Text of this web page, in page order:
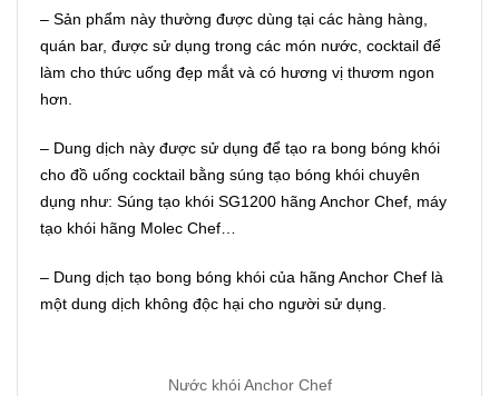
– Sản phẩm này thường được dùng tại các hàng hàng,
quán bar, được sử dụng trong các món nước, cocktail để
làm cho thức uống đẹp mắt và có hương vị thươm ngon
hơn.
– Dung dịch này được sử dụng để tạo ra bong bóng khói
cho đồ uống cocktail bằng súng tạo bóng khói chuyên
dụng như: Súng tạo khói SG1200 hãng Anchor Chef, máy
tạo khói hãng Molec Chef…
– Dung dịch tạo bong bóng khói của hãng Anchor Chef là
một dung dịch không độc hại cho người sử dụng.
Nước khói Anchor Chef